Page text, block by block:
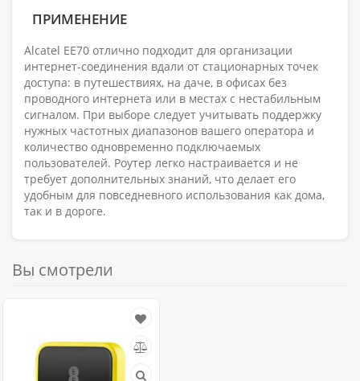
ПРИМЕНЕНИЕ
Alcatel EE70 отлично подходит для организации
интернет-соединения вдали от стационарных точек
доступа: в путешествиях, на даче, в офисах без
проводного интернета или в местах с нестабильным
сигналом. При выборе следует учитывать поддержку
нужных частотных диапазонов вашего оператора и
количество одновременно подключаемых
пользователей. Роутер легко настраивается и не
требует дополнительных знаний, что делает его
удобным для повседневного использования как дома,
так и в дороге.
Вы смотрели